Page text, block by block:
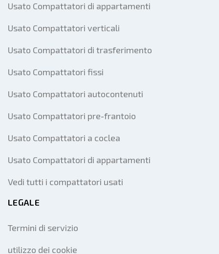
Usato Compattatori di appartamenti
Usato Compattatori verticali
Usato Compattatori di trasferimento
Usato Compattatori fissi
Usato Compattatori autocontenuti
Usato Compattatori pre-frantoio
Usato Compattatori a coclea
Usato Compattatori di appartamenti
Vedi tutti i compattatori usati
LEGALE
Termini di servizio
utilizzo dei cookie